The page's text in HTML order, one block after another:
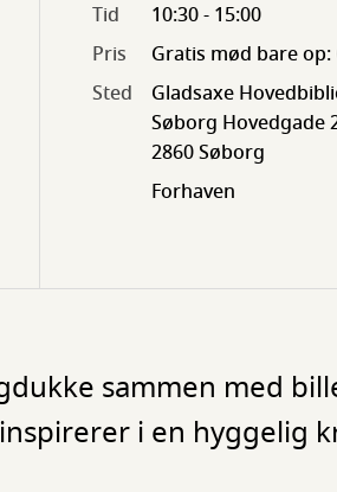
Tid
10:30 - 15:00
Pris
Gratis mød bare op:
Sted
Gladsaxe
Søborg Hovedgade
2860 Søborg
Forhaven
sammen med
i en hyggelig